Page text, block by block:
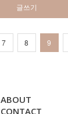
글쓰기
7 8 9
ABOUT
CONTACT